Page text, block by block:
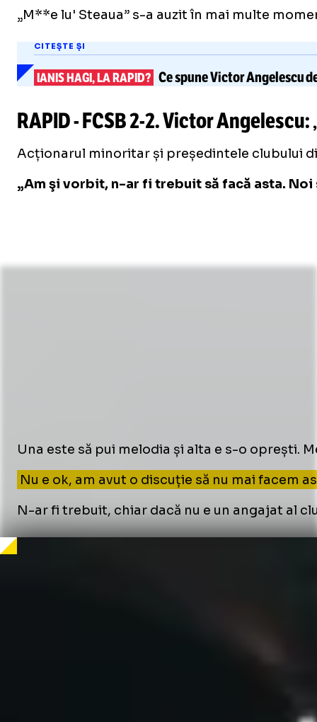
„M**e lu' Steaua” s-a auzit în mai multe
CITEȘTE ȘI
IANIS HAGI, LA RAPID? Ce spuneVictor Angelescu
RAPID - FCSB2-2. Victor Angelescu:
Acționarul minoritar și președintele clubului
„Am şi vorbit, n-ar fi trebuit să facă asta.
Una este să pui melodia și alta e s-o oprești.
Nu e ok, am avut o discuție să nu mai facem
N-ar fi trebuit, chiar dacă nu e un angajat al